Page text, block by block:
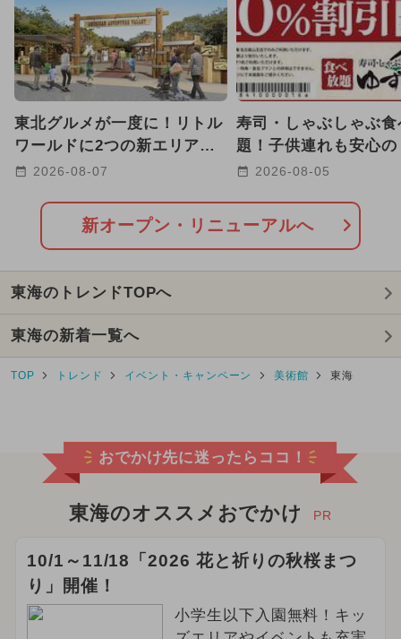
2024年のイベント
2024年6月のイベント
2024年5月のイベント ジブリ
ドラえもん 2021年のイベント
2023年のイベント 2022年のイベント
2018年のイベント
東北グルメが一度に！リトル
ワールドに2つの新エリア誕
生 弓矢や宝石探しも！
2026-08-07
寿司・しゃぶしゃぶ食
題！子供連れも安心の
庵 名古屋山王店」が
2026-08-05
新オープン・リニューアルへ
東海のトレンドTOPへ
東海の新着一覧へ
TOP トレンド イベント・キャンペーン 美術館 東海
おでかけ先に迷ったらココ！
東海のオススメおでかけ PR
10/1～11/18「2026 花と祈りの秋桜まつ
り」開催！
小学生以下入園無料！キッ